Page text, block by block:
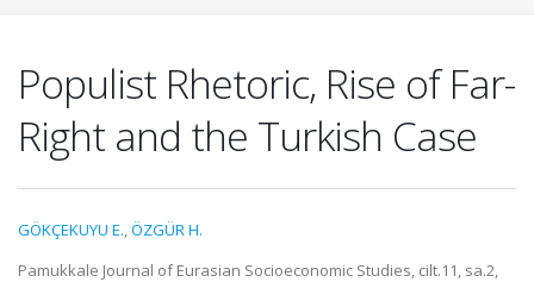
Populist Rhetoric, Rise of Far-
Right and the Turkish Case
GÖKÇEKUYU E.,ÖZGÜR H.
Pamukkale Journal of Eurasian Socioeconomic Studies, cilt.11, sa.2,